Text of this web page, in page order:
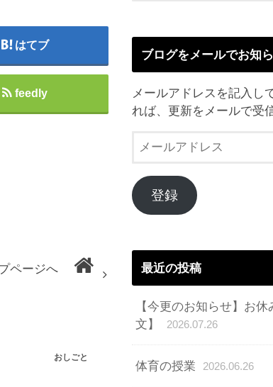
はてブ
feedly
ページへ
おしごと
ブログをメールでお知
メールアドレスを記入し
れば、更新をメールで受
ル
ア
ド
登録
最近の投稿
【今更のお知らせ】お
文】
2026.07.26
体育の授業 2026.06.26